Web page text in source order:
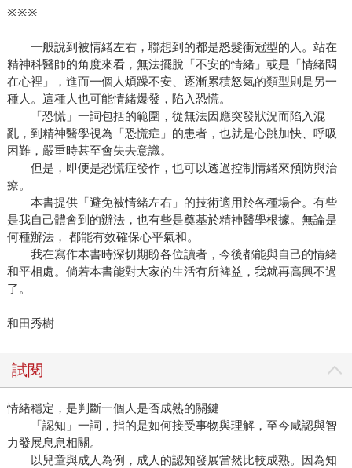
※※※
一般說到被情緒左右，聯想到的都是怒髮衝冠型的人。站在
精神科醫師的角度來看，無法擺脫「不安的情緒」或是「情緒悶
在心裡」，進而一個人煩躁不安、逐漸累積怒氣的類型則是另一
種人。這種人也可能情緒爆發，陷入恐慌。
「恐慌」一詞包括的範圍，從無法因應突發狀況而陷入混
亂，到精神醫學視為「恐慌症」的患者，也就是心跳加快、呼吸
困難，嚴重時甚至會失去意識。
但是，即便是恐慌症發作，也可以透過控制情緒來預防與治
療。
本書提供「避免被情緒左右」的技術適用於各種場合。有些
是我自己體會到的辦法，也有些是奠基於精神醫學根據。無論是
何種辦法， 都能有效確保心平氣和。
我在寫作本書時深切期盼各位讀者，今後都能與自己的情緒
和平相處。倘若本書能對大家的生活有所裨益，我就再高興不過
了。
和田秀樹
試閱
情緒穩定，是判斷一個人是否成熟的關鍵
「認知」一詞，指的是如何接受事物與理解，至今咸認與智
力發展息息相關。
以兒童與成人為例，成人的認知發展當然比較成熟。因為知